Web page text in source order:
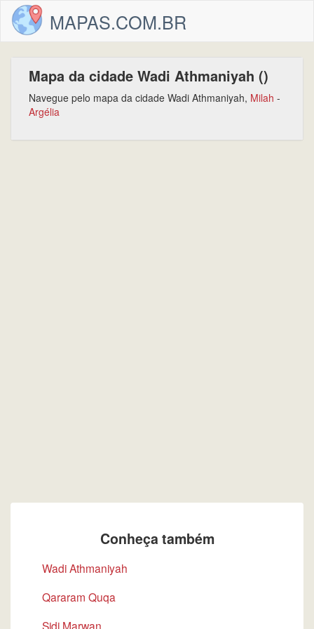
MAPAS.COM.BR
Mapa da cidade Wadi Athmaniyah ()
Navegue pelo mapa da cidade Wadi Athmaniyah, Milah -
Argélia
Conheça também
Wadi Athmaniyah
Qararam Quqa
Sidi Marwan